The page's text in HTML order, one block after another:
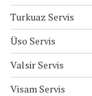
Turkuaz Servis
Üso Servis
Valsir Servis
Visam Servis